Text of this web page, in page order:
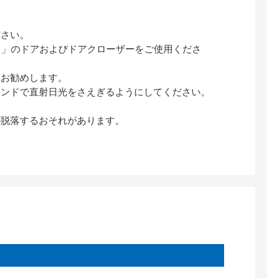
い。
のドアおよびドアクローザーをご使用くださ
勧めします。
で直射日光をさえぎるようにしてください。
するおそれがあります。